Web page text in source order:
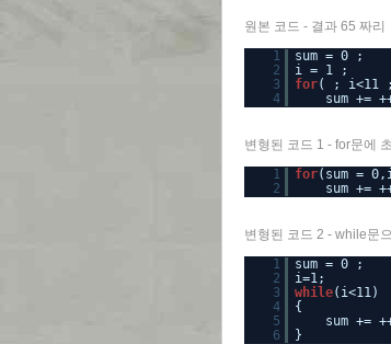
원본 코드 - 결과 65 짜리
1
sum = 0 ;
2
i = 1 ;
3
for( ; i<11
4
sum +=
변형된 코드 1 - for문에
1
for(sum =
2
sum +=
변형된 코드 2 - while문
1
sum = 0 ;
2
i=1;
3
while(i<11)
4
{
5
sum +=
6
}